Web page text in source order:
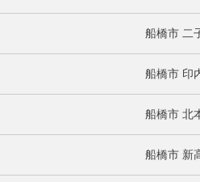
船橋市 二
船橋市 印
船橋市 北
船橋市 新